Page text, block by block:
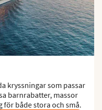
kryssningar som passar
barnrabatter, massor
både stora och små.